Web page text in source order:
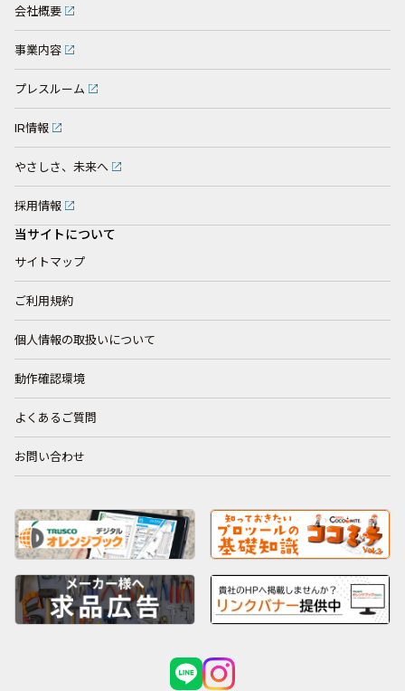
会社概要
事業内容
プレスルーム
IR情報
やさしさ、未来へ
採用情報
当サイトについて
サイトマップ
ご利用規約
個人情報の取扱いについて
動作確認環境
よくあるご質問
お問い合わせ